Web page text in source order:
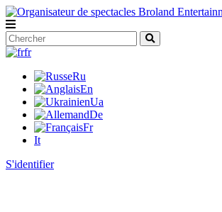
fr
Ru
En
Ua
De
Fr
It
S'identifier